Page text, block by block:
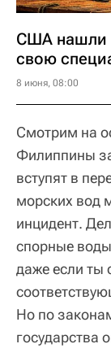
США нашли
свою
8 июня, 08:00
Смотрим на
Филиппины
вступят в
морских вод
инцидент.
спорные
даже если ты
Но по
государства